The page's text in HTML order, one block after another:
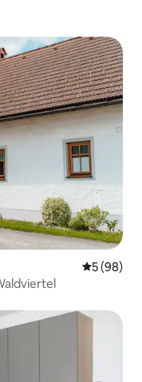
5 (98)